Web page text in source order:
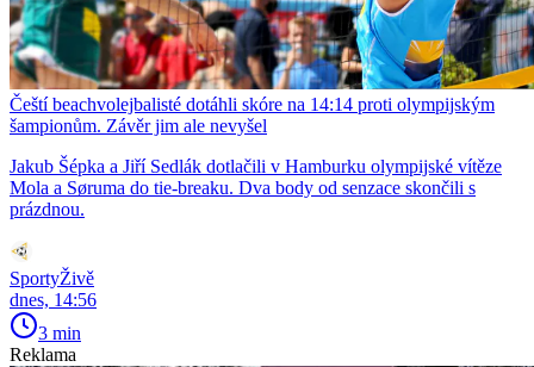
Čeští beachvolejbalisté dotáhli skóre na 14:14 proti olympijským
šampionům. Závěr jim ale nevyšel
Jakub Šépka a Jiří Sedlák dotlačili v Hamburku olympijské vítěze
Mola a Søruma do tie-breaku. Dva body od senzace skončili s
prázdnou.
SportyŽivě
dnes, 14:56
3 min
Reklama